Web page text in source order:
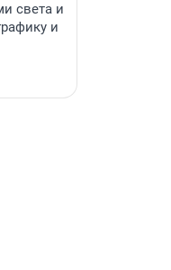
света и
и